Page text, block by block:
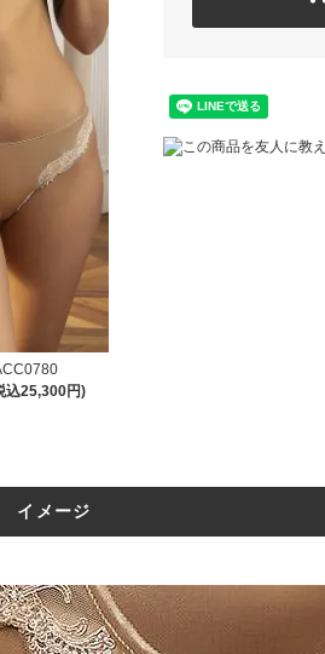
込25,300円)
この商品を友人に教
イメージ